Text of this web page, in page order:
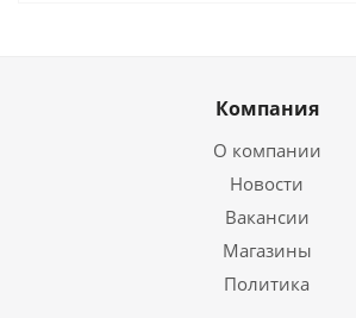
Компания
О компании
Новости
Вакансии
Магазины
Политика